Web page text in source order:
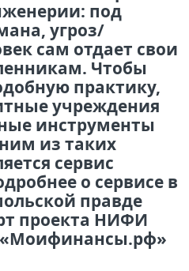
под
угроз/
сам отдает свои
Чтобы
практику,
учреждения
инструменты
из таких
сервис
о сервисе в
правде
проекта НИФИ